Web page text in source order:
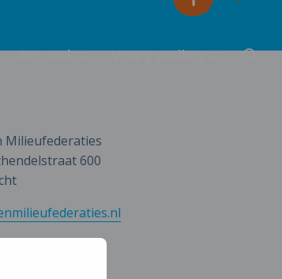
Actueel Vraag stellen
Milieufederaties
600